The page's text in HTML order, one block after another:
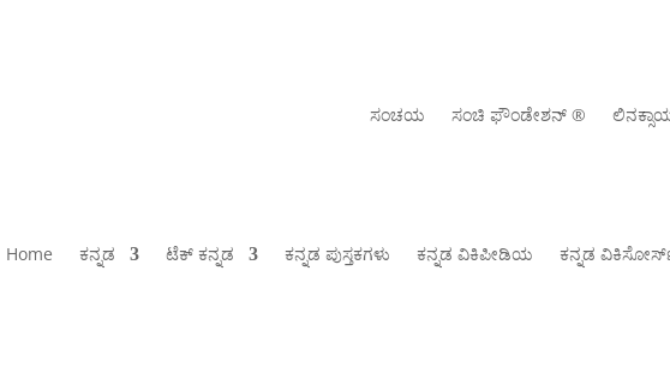
ಸಂಚಯ ಸಂಚಿ ಫೌಂಡೇಶನ್ ‍®
Home ಕನ್ನಡ ಟೆಕ್ ಕನ್ನಡ ಕನ್ನಡ ಪುಸ್ತಕಗಳು ಕನ್ನಡ ವಿಕಿಪೀಡಿಯ ಕನ್ನಡ